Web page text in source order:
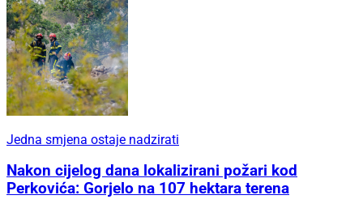
Jedna smjena ostaje nadzirati
Nakon cijelog dana lokalizirani požari kod
Perkovića: Gorjelo na 107 hektara terena